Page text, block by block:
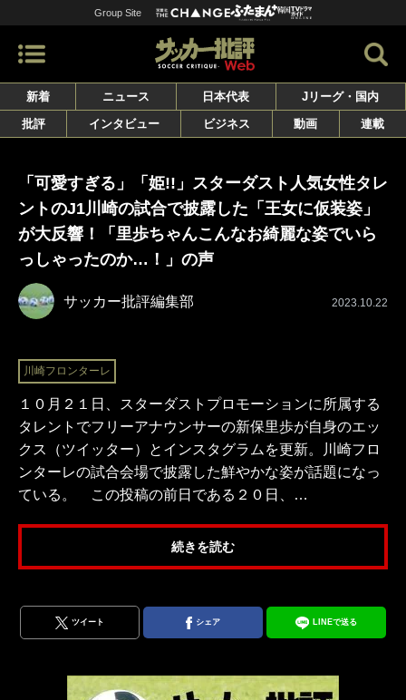
Group Site
新着 ニュース 日本代表
Jリーグ・国内
批評
インタビュー ビジネス 動画 連載
「可愛すぎる」「姫!!」スターダスト人気女性タレ
ントのJ1川崎の試合で披露した「王女に仮装姿」
が大反響！「里歩ちゃんこんなお綺麗な姿でいら
っしゃったのか…！」の声
サッカー批評編集部 2023.10.22
川崎フロンターレ
１０月２１日、スターダストプロモーションに所属する
タレントでフリーアナウンサーの新保里歩が自身のエッ
クス（ツイッター）とインスタグラムを更新。川崎フロ
ンターレの試合会場で披露した鮮やかな姿が話題になっ
ている。 この投稿の前日である２０日、…
続きを読む
ツイート シェア LINEで送る